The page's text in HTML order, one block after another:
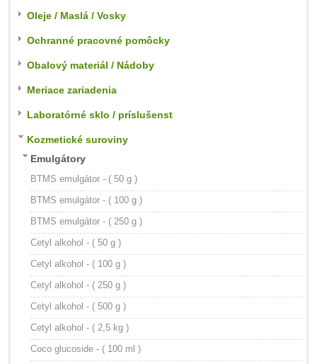
Oleje / Maslá / Vosky
Ochranné pracovné pomôcky
Obalový materiál / Nádoby
Meriace zariadenia
Laboratórné sklo / príslušenst
Kozmetické suroviny
Emulgátory
BTMS emulgátor - ( 50 g )
BTMS emulgátor - ( 100 g )
BTMS emulgátor - ( 250 g )
Cetyl alkohol - ( 50 g )
Cetyl alkohol - ( 100 g )
Cetyl alkohol - ( 250 g )
Cetyl alkohol - ( 500 g )
Cetyl alkohol - ( 2,5 kg )
Coco glucoside - ( 100 ml )